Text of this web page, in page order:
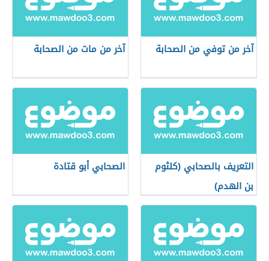
آخر من توفي من الصحابة آخر من مات من الصحابة
التعريف بالصحابي (كلثوم
بن الهدم)
الصحابي أبو قتادة